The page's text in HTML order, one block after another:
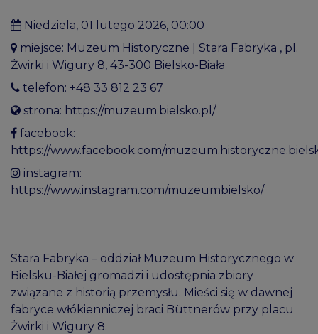
niedziela, 01 lutego 2026, 00:00
miejsce: Muzeum Historyczne | Stara Fabryka , pl.
Żwirki i Wigury 8, 43-300 Bielsko-Biała
telefon: +48 33 812 23 67
strona: https://muzeum.bielsko.pl/
facebook:
https://www.facebook.com/
instagram:
https://www.instagram.com/muzeumbielsko/
Stara Fabryka – oddział Muzeum Historycznego w
Bielsku-Białej gromadzi i udostępnia zbiory
związane z historią przemysłu. Mieści się w dawnej
fabryce włókienniczej braci Büttnerów przy placu
Żwirki i Wigury 8.